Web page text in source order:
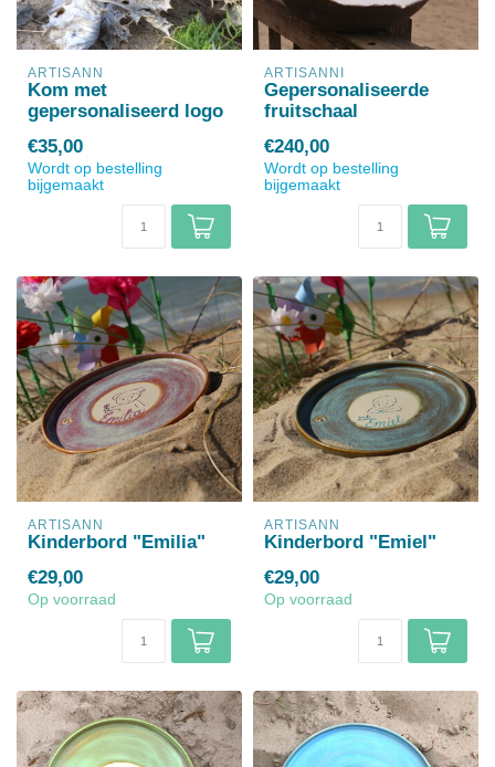
ARTISANN
Kom met
gepersonaliseerd logo
€35,00
Wordt op bestelling
bijgemaakt
ARTISANNI
Gepersonaliseerde
fruitschaal
€240,00
Wordt op bestelling
bijgemaakt
ARTISANN
Kinderbord "Emilia"
€29,00
Op voorraad
ARTISANN
Kinderbord "Emiel"
€29,00
Op voorraad